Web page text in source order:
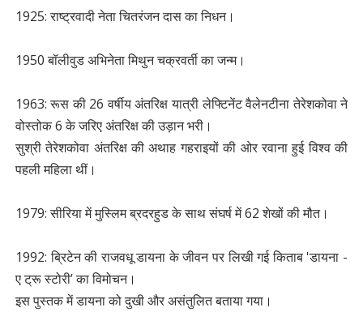
1925: राष्ट्रवादी नेता चितरंजन दास का निधन।
1950 बॉलीवुड अभिनेता मिथुन चक्रवर्ती का जन्म।
1963: रूस की 26 वर्षीय अंतरिक्ष यात्री लेफ्टिनेंट वैलेनटीना तेरेशकोवा ने
वोस्तोक 6 के जरिए अंतरिक्ष की उड़ान भरी।
सुश्री तेरेशकोवा अंतरिक्ष की अथाह गहराइयों की ओर रवाना हुई विश्व की
पहली महिला थीं।
1979: सीरिया में मुस्लिम ब्रदरहुड के साथ संघर्ष में 62 शेखों की मौत।
1992: ब्रिटेन की राजवधू डायना के जीवन पर लिखी गई किताब 'डायना -
ए ट्रू स्टोरी’ का विमोचन।
इस पुस्तक में डायना को दुखी और असंतुलित बताया गया।